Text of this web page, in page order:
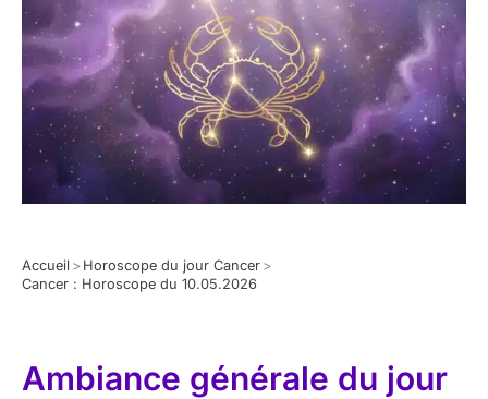
Accueil > Horoscope du jour Cancer >
Cancer : Horoscope du 10.05.2026
Ambiance générale du jour